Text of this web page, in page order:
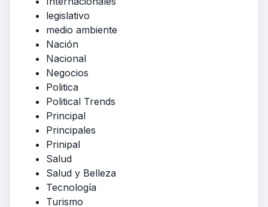
legislativo
medio ambiente
Nación
Nacional
Negocios
Politica
Political Trends
Principal
Principales
Prinipal
Salud
Salud y Belleza
Tecnología
Turismo